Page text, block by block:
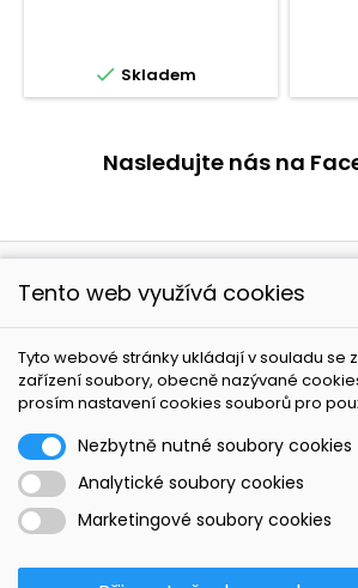
 Skladem
Nasledujte nás na
NAŠE SPOLEČNOST
VÁŠ ÚČET
KONTAKT
ODBĚR NOVINEK
Tento web využívá cookies
Tyto webové stránky ukládají v souladu se
zařízení soubory, obecně nazývané
prosím nastavení cookies souborů pro
Nezbytně nutné soubory cookies
Analytické soubory cookies
Marketingové soubory cookies